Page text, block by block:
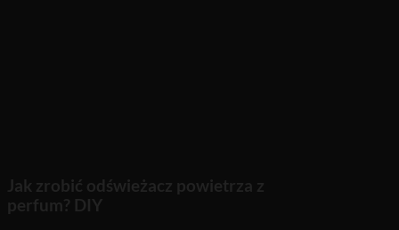
Jak zrobić odświeżacz powietrza z
perfum? DIY